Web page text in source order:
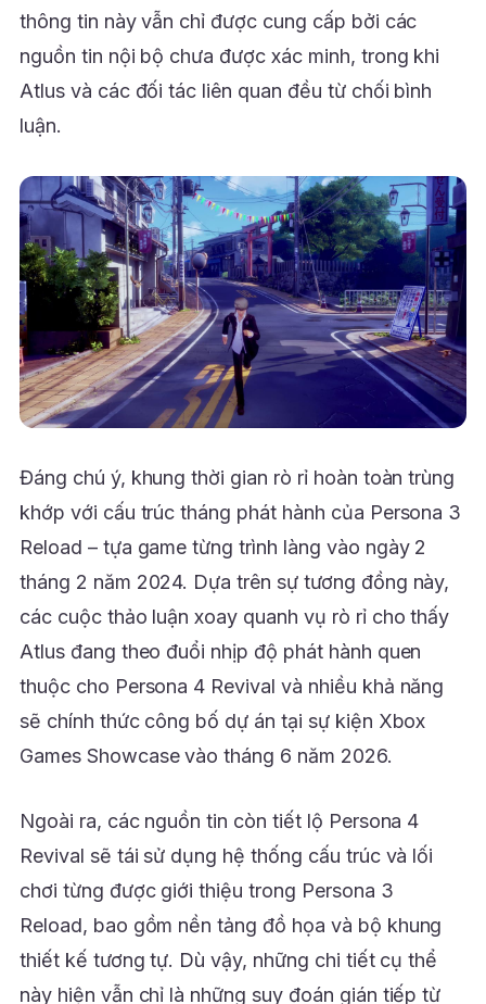
thông tin này vẫn chỉ được cung cấp bởi các
nguồn tin nội bộ chưa được xác minh, trong khi
Atlus và các đối tác liên quan đều từ chối bình
luận.
Đáng chú ý, khung thời gian rò rỉ hoàn toàn trùng
khớp với cấu trúc tháng phát hành của Persona 3
Reload – tựa game từng trình làng vào ngày 2
tháng 2 năm 2024. Dựa trên sự tương đồng này,
các cuộc thảo luận xoay quanh vụ rò rỉ cho thấy
Atlus đang theo đuổi nhịp độ phát hành quen
thuộc cho Persona 4 Revival và nhiều khả năng
sẽ chính thức công bố dự án tại sự kiện Xbox
Games Showcase vào tháng 6 năm 2026.
Ngoài ra, các nguồn tin còn tiết lộ Persona 4
Revival sẽ tái sử dụng hệ thống cấu trúc và lối
chơi từng được giới thiệu trong Persona 3
Reload, bao gồm nền tảng đồ họa và bộ khung
thiết kế tương tự. Dù vậy, những chi tiết cụ thể
này hiện vẫn chỉ là những suy đoán gián tiếp từ